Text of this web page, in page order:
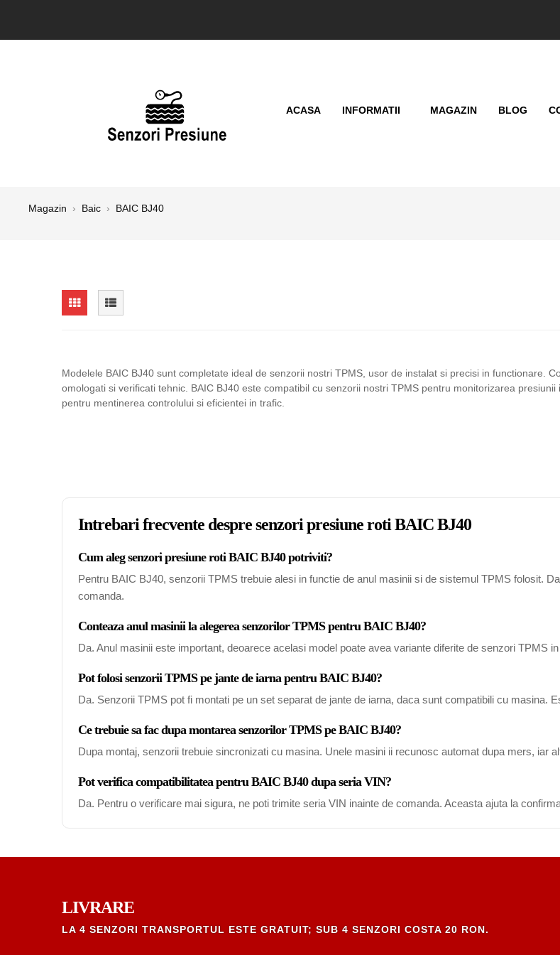
ACASA INFORMATII MAGAZIN BLOG
Magazin › Baic › BAIC BJ40
Modelele BAIC BJ40 sunt completate ideal de senzorii nostri TPMS, usor de instalat si precisi in functionare.
omologati si verificati tehnic. BAIC BJ40 este compatibil cu senzorii nostri TPMS pentru monitorizarea
pentru mentinerea controlului si eficientei in trafic.
Intrebari frecvente despre senzori presiune roti BAIC BJ40
Cum aleg senzori presiune roti BAIC BJ40 potriviti?
Pentru BAIC BJ40, senzorii TPMS trebuie alesi in functie de anul masinii si de sistemul TPMS folosit.
comanda.
Conteaza anul masinii la alegerea senzorilor TPMS pentru BAIC BJ40?
Da. Anul masinii este important, deoarece acelasi model poate avea variante diferite de senzori TPMS
Pot folosi senzorii TPMS pe jante de iarna pentru BAIC BJ40?
Da. Senzorii TPMS pot fi montati pe un set separat de jante de iarna, daca sunt compatibili cu masina.
Ce trebuie sa fac dupa montarea senzorilor TPMS pe BAIC BJ40?
Dupa montaj, senzorii trebuie sincronizati cu masina. Unele masini ii recunosc automat dupa mers, iar
Pot verifica compatibilitatea pentru BAIC BJ40 dupa seria VIN?
Da. Pentru o verificare mai sigura, ne poti trimite seria VIN inainte de comanda. Aceasta ajuta la
LIVRARE
LA 4 SENZORI TRANSPORTUL ESTE GRATUIT; SUB 4 SENZORI COSTA 20 RON.